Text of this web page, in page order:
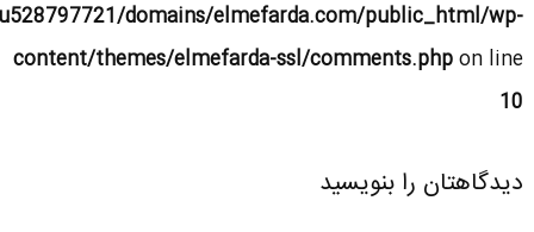
domains/elmefarda.com/public_html/wp-
content/themes/elmefarda-ssl/comments.phpon line
10
دیدگاهتان را بنویسید